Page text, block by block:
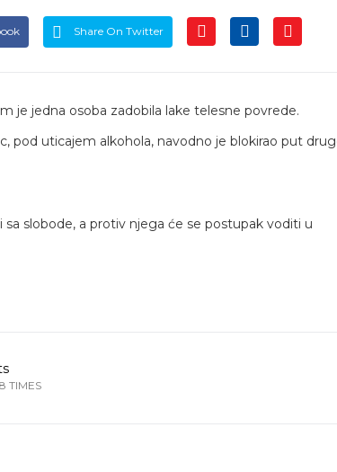
Share On Twitter
je jedna osoba zadobila lake telesne povrede.
pod uticajem alkohola, navodno je blokirao put
slobode, a protiv njega će se postupak voditi u
TIMES